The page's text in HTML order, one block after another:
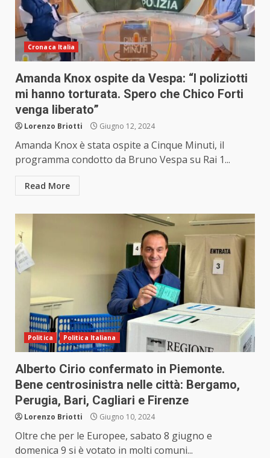
Cronaca Italia
Amanda Knox ospite da Vespa: “I poliziotti
mi hanno torturata. Spero che Chico Forti
venga liberato”
Lorenzo Briotti Giugno 12, 2024
Amanda Knox è stata ospite a Cinque Minuti, il
programma condotto da Bruno Vespa su Rai 1...
Read More
Politica Politica Italiana
Alberto Cirio confermato in Piemonte.
Bene centrosinistra nelle città: Bergamo,
Perugia, Bari, Cagliari e Firenze
Lorenzo Briotti Giugno 10, 2024
Oltre che per le Europee, sabato 8 giugno e
domenica 9 si è votato in molti comuni...